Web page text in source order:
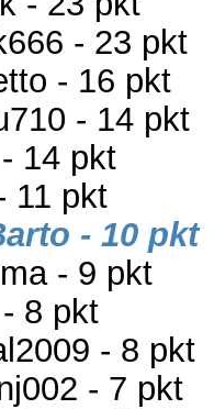
- 23 pkt
- 16 pkt
- 14 pkt
14 pkt
11 pkt
- 10 pkt
- 9 pkt
8 pkt
- 8 pkt
- 7 pkt